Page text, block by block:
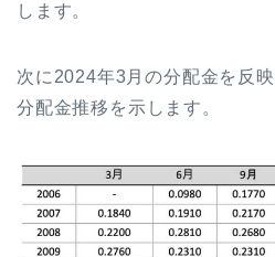
します。
次に2024年3月の分配金を反
分配金推移を示します。